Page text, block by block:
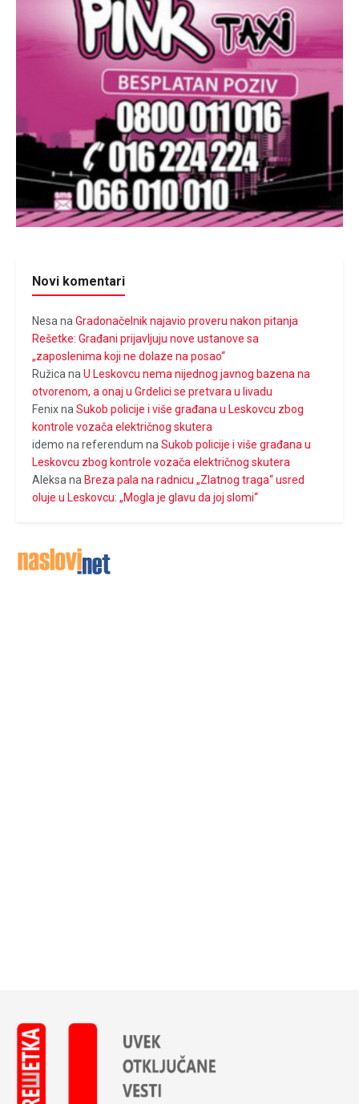
Novi komentari
Nesa na Gradonačelnik najavio proveru nakon pitanja
Rešetke: Građani prijavljuju nove ustanove sa
„zaposlenima koji ne dolaze na posao“
Ružica na U Leskovcu nema nijednog javnog bazena na
otvorenom, a onaj u Grdelici se pretvara u livadu
Fenixna Sukob policije i više građana u Leskovcu zbog
kontrole vozača električnog skutera
idemo na referendum na Sukob policije i više građana u
Leskovcu zbog kontrole vozača električnog skutera
Aleksa na Breza pala na radnicu „Zlatnog traga“ usred
oluje u Leskovcu: „Mogla je glavu da joj slomi“